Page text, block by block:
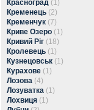
Красноград (1)
Кременець (2)
Кременчук (7)
Криве Озеро (1)
Кривий Ріг (18)
Кролевець (1)
Кузнецовськ (1)
Курахове (1)
Лозова (4)
Лозуватка (1)
Лохвиця (1)